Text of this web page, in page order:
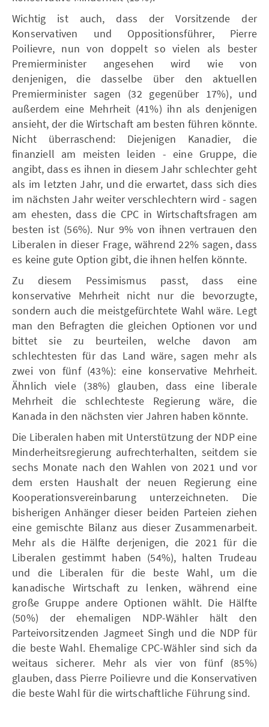
Wichtig ist auch, dass der Vorsitzende der
Konservativen und Oppositionsführer, Pierre
Poilievre, nun von doppelt so vielen als bester
Premierminister angesehen wird wie von
denjenigen, die dasselbe über den aktuellen
Premierminister sagen (32 gegenüber 17%), und
außerdem eine Mehrheit (41%) ihn als denjenigen
ansieht, der die Wirtschaft am besten führen könnte.
Nicht überraschend: Diejenigen Kanadier, die
finanziell am meisten leiden - eine Gruppe, die
angibt, dass es ihnen in diesem Jahr schlechter geht
als im letzten Jahr, und die erwartet, dass sich dies
im nächsten Jahr weiter verschlechtern wird - sagen
am ehesten, dass die CPC in Wirtschaftsfragen am
besten ist (56%). Nur 9% von ihnen vertrauen den
Liberalen in dieser Frage, während 22% sagen, dass
es keine gute Option gibt, die ihnen helfen könnte.
Zu diesem Pessimismus passt, dass eine
konservative Mehrheit nicht nur die bevorzugte,
sondern auch die meistgefürchtete Wahl wäre. Legt
man den Befragten die gleichen Optionen vor und
bittet sie zu beurteilen, welche davon am
schlechtesten für das Land wäre, sagen mehr als
zwei von fünf (43%): eine konservative Mehrheit.
Ähnlich viele (38%) glauben, dass eine liberale
Mehrheit die schlechteste Regierung wäre, die
Kanada in den nächsten vier Jahren haben könnte.
Die Liberalen haben mit Unterstützung der NDP eine
Minderheitsregierung aufrechterhalten, seitdem sie
sechs Monate nach den Wahlen von 2021 und vor
dem ersten Haushalt der neuen Regierung eine
Kooperationsvereinbarung unterzeichneten. Die
bisherigen Anhänger dieser beiden Parteien ziehen
eine gemischte Bilanz aus dieser Zusammenarbeit.
Mehr als die Hälfte derjenigen, die 2021 für die
Liberalen gestimmt haben (54%), halten Trudeau
und die Liberalen für die beste Wahl, um die
kanadische Wirtschaft zu lenken, während eine
große Gruppe andere Optionen wählt. Die Hälfte
(50%) der ehemaligen NDP-Wähler hält den
Parteivorsitzenden Jagmeet Singh und die NDP für
die beste Wahl. Ehemalige CPC-Wähler sind sich da
weitaus sicherer. Mehr als vier von fünf (85%)
glauben, dass Pierre Poilievre und die Konservativen
die beste Wahl für die wirtschaftliche Führung sind.